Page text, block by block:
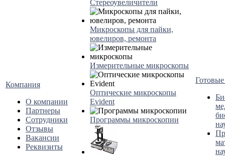
Компания
О компании
Партнеры
Сотрудники
Отзывы
Вакансии
Реквизиты
Стереоувеличители
Микроскопы для пайки,
ювелиров, ремонта
Измерительные микроскопы
Оптические микроскопы
Evident
Программы микроскопии